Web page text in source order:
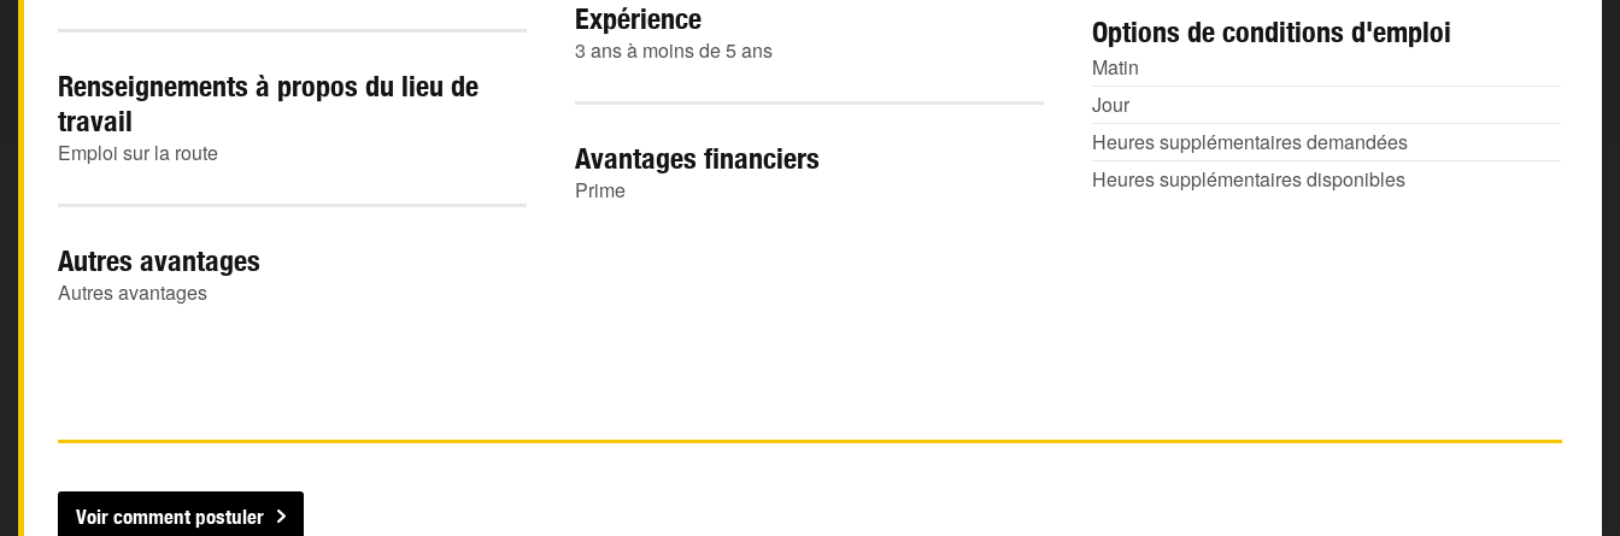
Expérience
3 ans à moins de 5 ans
Options de conditions d'emploi
Matin
Jour
Heures supplémentaires demandées
Heures supplémentaires disponibles
Renseignements à propos du lieu de
travail
Emploi sur la route Avantages financiers
Prime
Autres avantages
Autres avantages
Voir comment postuler